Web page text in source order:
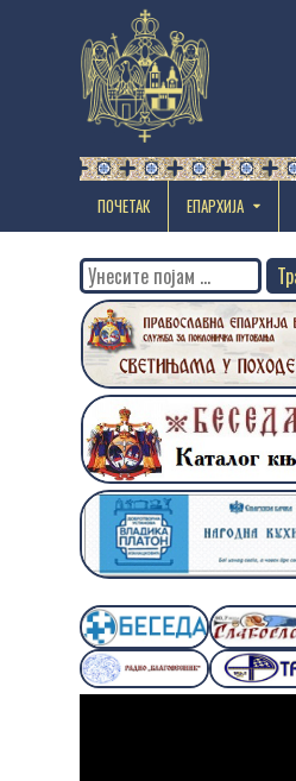
ПОЧЕТАК ЕПАРХИЈА
Search
for: